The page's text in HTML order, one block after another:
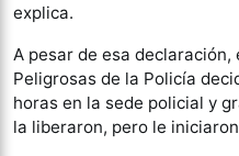
explica.
A pesar de esa
Peligrosas de la Policía
horas en la sede policial y
la liberaron, pero le